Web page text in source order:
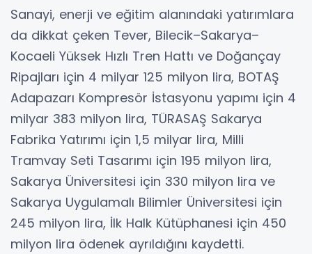
Sanayi, enerji ve eğitim alanındaki yatırımlara
da dikkat çeken Tever, Bilecik–Sakarya–
Kocaeli Yüksek Hızlı Tren Hattı ve Doğançay
Ripajları için 4 milyar 125 milyon lira, BOTAŞ
Adapazarı Kompresör İstasyonu yapımı için 4
milyar 383 milyon lira, TÜRASAŞ Sakarya
Fabrika Yatırımı için 1,5 milyar lira, Milli
Tramvay Seti Tasarımı için 195 milyon lira,
Sakarya Üniversitesi için 330 milyon lira ve
Sakarya Uygulamalı Bilimler Üniversitesi için
245 milyon lira, İlk Halk Kütüphanesi için 450
milyon lira ödenek ayrıldığını kaydetti.